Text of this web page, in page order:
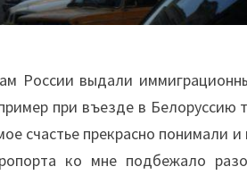
России выдали
при въезде в Белоруссию
счастье прекрасно понимали
ко мне подбежало